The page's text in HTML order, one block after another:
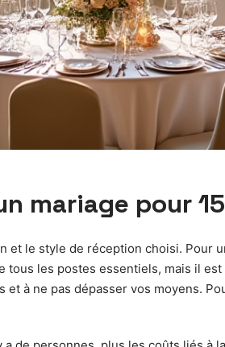
mariage pour
et le style de réception choisi.
les postes essentiels, mais il
à ne pas dépasser vos moyens.